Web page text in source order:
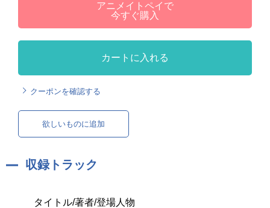
アニメイトペイで
今すぐ購入
カートに入れる
クーポンを確認する
欲しいものに追加
収録トラック
タイトル/著者/登場人物